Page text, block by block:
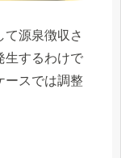
て源泉徴収さ
生するわけで
ースでは調整